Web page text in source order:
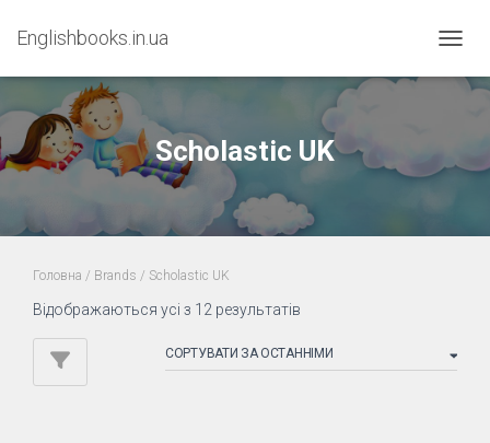
Englishbooks.in.ua
Scholastic UK
Головна / Brands / Scholastic UK
Відображаються усі з 12 результатів
latest